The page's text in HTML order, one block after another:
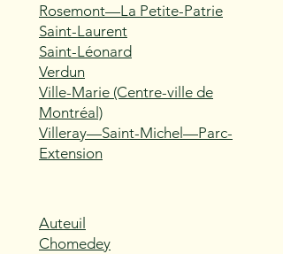
Rosemont—La Petite-Patrie
Saint-Laurent
Saint-Léonard
Verdun
Ville-Marie (Centre-ville de
Montréal)
Villeray—Saint-Michel—Parc-
Extension
Auteuil
Chomedey